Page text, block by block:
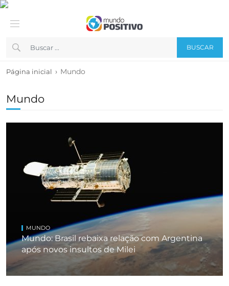
BUSCAR
Página inicial › Mundo
Mundo
MUNDO
Mundo: Brasil rebaixa relação com Argentina
após novos insultos de Milei